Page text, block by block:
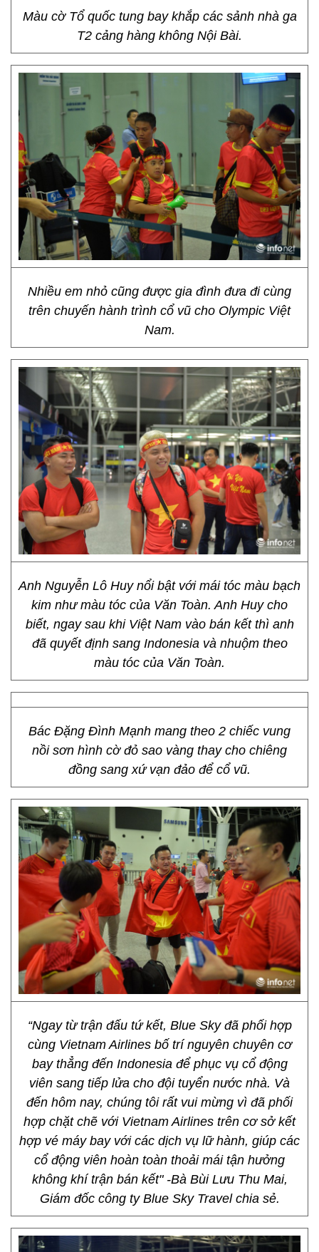
Màu cờ Tổ quốc tung bay khắp các sảnh nhà ga
T2 cảng hàng không Nội Bài.
Nhiều em nhỏ cũng được gia đình đưa đi cùng
trên chuyến hành trình cổ vũ cho Olympic Việt
Nam.
Anh Nguyễn Lô Huy nổi bật với mái tóc màu bạch
kim như màu tóc của Văn Toàn. Anh Huy cho
biết, ngay sau khi Việt Nam vào bán kết thì anh
đã quyết định sang Indonesia và nhuộm theo
màu tóc của Văn Toàn.
Bác Đặng Đình Mạnh mang theo 2 chiếc vung
nồi sơn hình cờ đỏ sao vàng thay cho chiêng
đồng sang xứ vạn đảo để cổ vũ.
“Ngay từ trận đấu tứ kết, Blue Sky đã phối hợp
cùng Vietnam Airlines bố trí nguyên chuyên cơ
bay thẳng đến Indonesia để phục vụ cổ động
viên sang tiếp lửa cho đội tuyển nước nhà. Và
đến hôm nay, chúng tôi rất vui mừng vì đã phối
hợp chặt chẽ với Vietnam Airlines trên cơ sở kết
hợp vé máy bay với các dịch vụ lữ hành, giúp các
cổ động viên hoàn toàn thoải mái tận hưởng
không khí trận bán kết" -Bà Bùi Lưu Thu Mai,
Giám đốc công ty Blue Sky Travel chia sẻ.